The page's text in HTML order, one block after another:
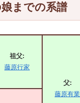
までの系譜
祖父:
藤原行家
父:
藤原有業